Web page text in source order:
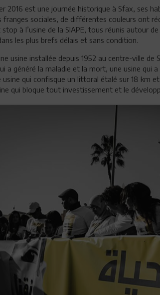
2016 est une journée historique à Sfax, ses
franges sociales, de différentes couleurs ont
à l’usine de la SIAPE, tous réunis autour
les plus brefs délais et sans condition.
usine installée depuis 1952 au centre-ville de
a généré la maladie et la mort, une usine qui
usine qui confisque un littoral étalé sur 18 km
qui bloque tout investissement et le